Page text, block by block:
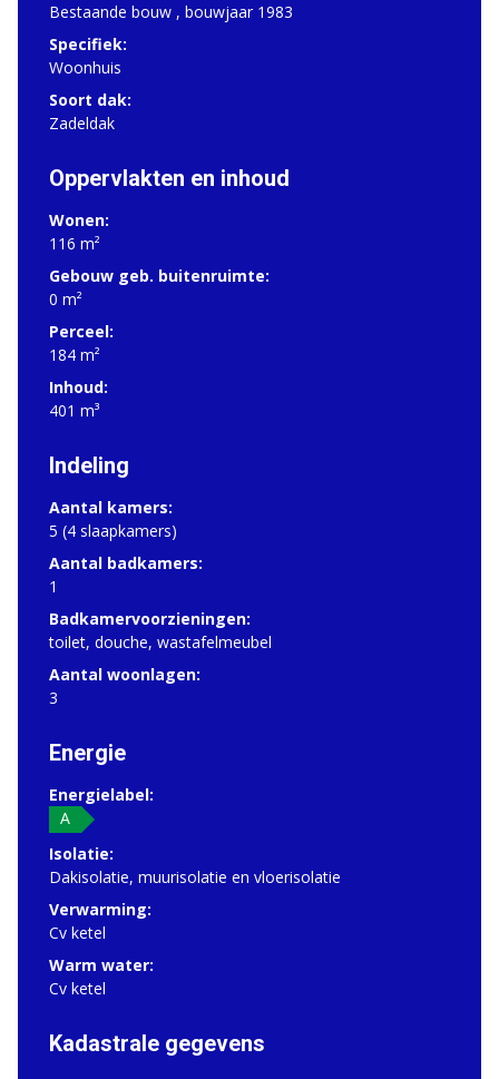
Bestaande bouw , bouwjaar 1983
Specifiek:
Woonhuis
Soort dak:
Zadeldak
Oppervlakten en inhoud
Wonen:
116 m²
Gebouw geb. buitenruimte:
0 m²
Perceel:
184 m²
Inhoud:
401 m³
Indeling
Aantal kamers:
5 (4 slaapkamers)
Aantal badkamers:
1
Badkamervoorzieningen:
toilet, douche, wastafelmeubel
Aantal woonlagen:
3
Energie
Energielabel:
A
Isolatie:
Dakisolatie, muurisolatie en vloerisolatie
Verwarming:
Cv ketel
Warm water:
Cv ketel
Kadastrale gegevens